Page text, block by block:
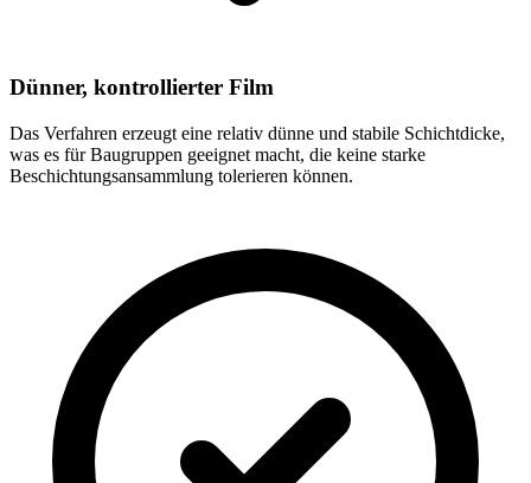
Dünner, kontrollierter Film
Das Verfahren erzeugt eine relativ dünne und stabile Schichtdicke,
was es für Baugruppen geeignet macht, die keine starke
Beschichtungsansammlung tolerieren können.